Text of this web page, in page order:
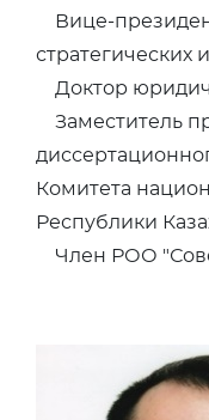
Вице-
стратегических
Доктор
Заместитель
Комитета
Республики
Член РОО